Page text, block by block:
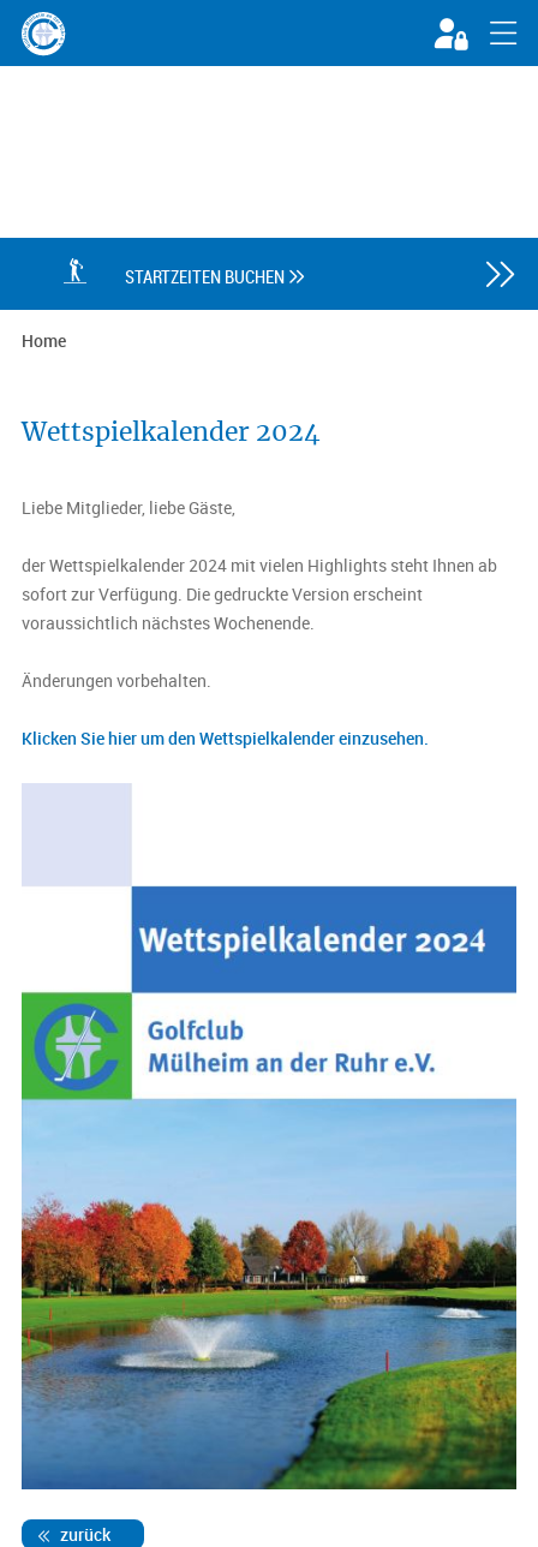
STARTZEITEN BUCHEN  
Home
Wettspielkalender 2024
Liebe Mitglieder, liebe Gäste,
der Wettspielkalender 2024 mit vielen Highlights steht Ihnen ab
sofort zur Verfügung. Die gedruckte Version erscheint
voraussichtlich nächstes Wochenende.
Änderungen vorbehalten.
Klicken Sie hier um den Wettspielkalender einzusehen.
zurück